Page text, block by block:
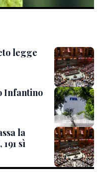
legge
Infantino
la
sì